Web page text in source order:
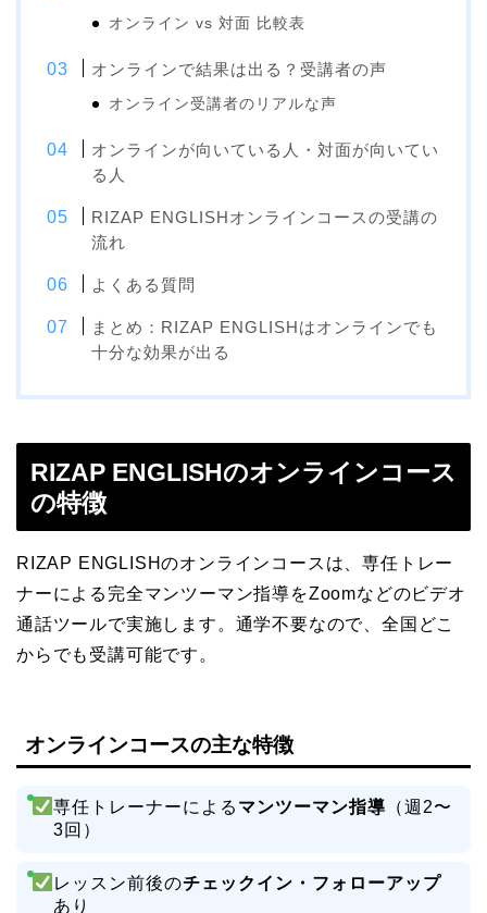
オンライン vs 対面 比較表
オンラインで結果は出る？受講者の声
オンライン受講者のリアルな声
オンラインが向いている人・対面が向いてい
る人
RIZAP ENGLISHオンラインコースの受講の
流れ
よくある質問
まとめ：RIZAP ENGLISHはオンラインでも
十分な効果が出る
RIZAP ENGLISHのオンラインコース
の特徴
RIZAP ENGLISHのオンラインコースは、専任トレー
ナーによる完全マンツーマン指導をZoomなどのビデオ
通話ツールで実施します。通学不要なので、全国どこ
からでも受講可能です。
オンラインコースの主な特徴
専任トレーナーによる マンツーマン指導 （週2〜
3回）
レッスン前後のチェックイン・フォローアップ
あり